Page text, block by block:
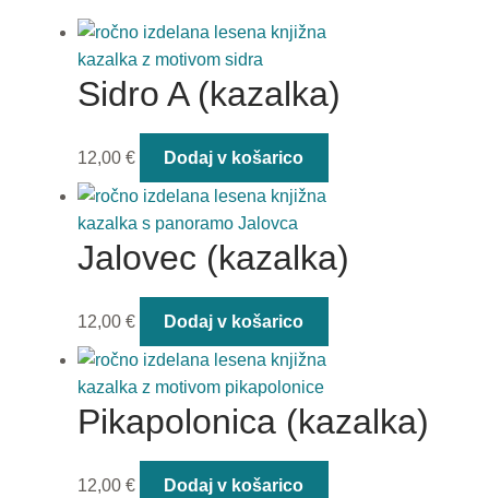
Sidro A (kazalka)
12,00 € Dodaj v košarico
Jalovec (kazalka)
12,00 € Dodaj v košarico
Pikapolonica (kazalka)
12,00 € Dodaj v košarico